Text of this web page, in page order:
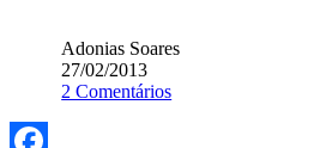
Adonias Soares
27/02/2013
2 Comentários